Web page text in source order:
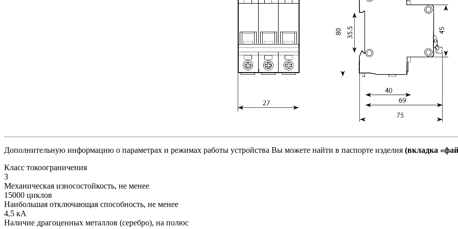
Дополнительную информацию о параметрах и режимах работы устройства Вы можете найти в паспорте изделия (вкладка
Класс токоограничения
3
Механическая износостойкость, не менее
15000 циклов
Наибольшая отключающая способность, не менее
4,5 кА
Наличие драгоценных металлов (серебро), на полюс